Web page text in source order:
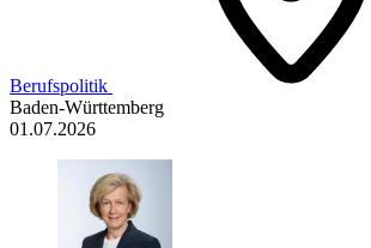
Berufspolitik
Baden-Württemberg
01.07.2026